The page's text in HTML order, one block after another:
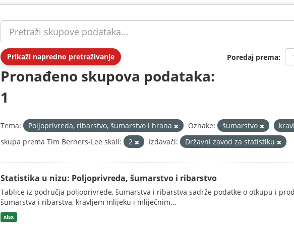
Prikaži napredno pretraživanje Poredaj prema
Pronađeno skupova podataka:
1
Tema: Poljoprivreda, ribarstvo, šumarstvo i hrana Oznake: šumarstvo
skupa prema Tim Berners-Lee skali:
2 Izdavači: Državni zavod za statistiku
Statistika u nizu: Poljoprivreda, šumarstvo i ribarstvo
Tablice iz područja poljoprivrede, šumarstva i ribarstva sadrže podatke o otkupu i
šumarstva i ribarstva, kravljem mlijeku i mliječnim...
xlsx